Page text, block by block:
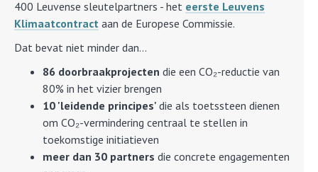
400 Leuvense sleutelpartners - het eerste Leuvens
Klimaatcontract aan de Europese Commissie.
Dat bevat niet minder dan...
86 doorbraakprojecten die een CO₂-reductie van
80% in het vizier brengen
10 'leidende principes' die als toetssteen dienen
om CO₂-vermindering centraal te stellen in
toekomstige initiatieven
meer dan 30 partners die concrete engagementen